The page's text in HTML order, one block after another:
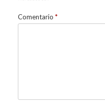
Comentario *